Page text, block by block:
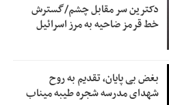
دکترین سر مقابل چشم/گسترش
خط قرمز ضاحیه به مرز اسرائیل
بغض بی پایان، تقدیم به روح
شهدای مدرسه شجره طیبه میناب